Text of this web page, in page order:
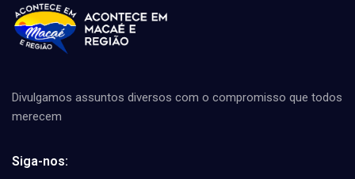
Divulgamos assuntos diversos com o compromisso que todos
merecem
Siga-nos: